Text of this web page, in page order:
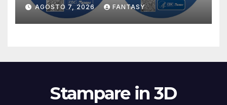
NIOSH
AGOSTO 7, 2026 FANTASY
Stampare in 3D